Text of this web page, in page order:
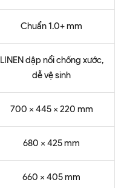
Chuẩn 1.0+ mm
LINEN dập nổi chống xước,
dễ vệ sinh
700 x 445 x 220 mm
680 x 425 mm
660 x 405 mm